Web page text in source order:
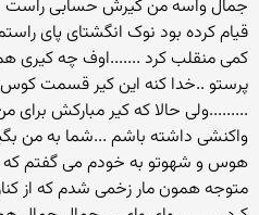
جمال واسه من کیرش حسابی راست
قیام کرده بود نوک انگشتای پای
کمی منقلب کرد .......اوف چه کیری
پرستو ..خدا کنه این کیر قسمت
.........ولی حالا که کیر مبارکش برای
واکنشی داشته باشم ...شما به من
هوس و شهوتو به خودم می گفتم که
متوجه همون مار زخمی شدم که از